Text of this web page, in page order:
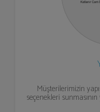
Müşterilerimizin
seçenekleri sunmasının